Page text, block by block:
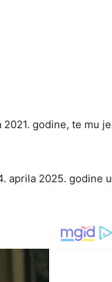
godine, te mu je
aprila 2025. godine u